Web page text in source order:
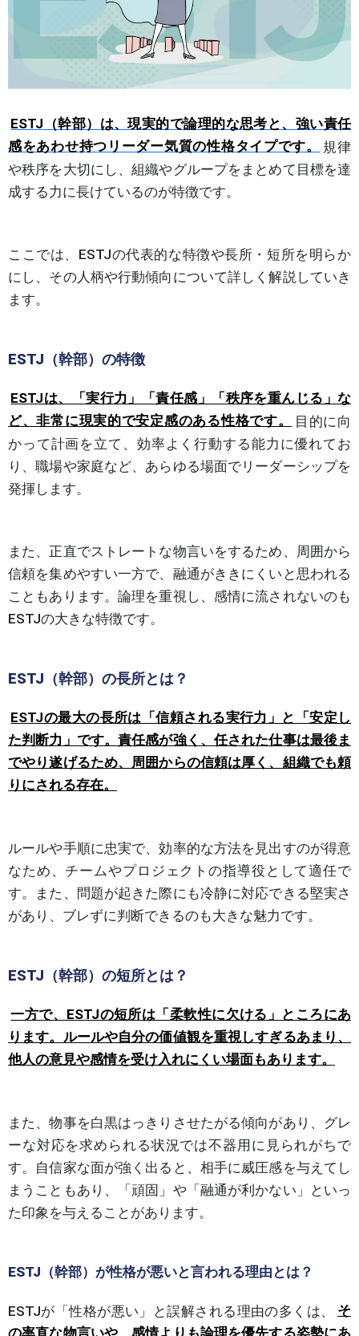
ESTJ（幹部）は、現実的で論理的な思考と、強い責任
感をあわせ持つリーダー気質の性格タイプです。
規律
や秩序を大切にし、組織やグループをまとめて目標を達
成する力に長けているのが特徴です。
ここでは、ESTJの代表的な特徴や長所・短所を明らか
にし、その人柄や行動傾向について詳しく解説していき
ます。
ESTJ（幹部）の特徴
ESTJは、「実行力」「責任感」「秩序を重んじる」な
ど、非常に現実的で安定感のある性格です。
目的に向
かって計画を立て、効率よく行動する能力に優れてお
り、職場や家庭など、あらゆる場面でリーダーシップを
発揮します。
また、正直でストレートな物言いをするため、周囲から
信頼を集めやすい一方で、融通がききにくいと思われる
こともあります。論理を重視し、感情に流されないのも
ESTJの大きな特徴です。
ESTJ（幹部）の長所とは？
ESTJの最大の長所は「信頼される実行力」と「安定し
た判断力」です。責任感が強く、任された仕事は最後ま
でやり遂げるため、周囲からの信頼は厚く、組織でも頼
りにされる存在。
ルールや手順に忠実で、効率的な方法を見出すのが得意
なため、チームやプロジェクトの指導役として適任で
す。また、問題が起きた際にも冷静に対応できる堅実さ
があり、ブレずに判断できるのも大きな魅力です。
ESTJ（幹部）の短所とは？
一方で、ESTJの短所は「柔軟性に欠ける」ところにあ
ります。ルールや自分の価値観を重視しすぎるあまり、
他人の意見や感情を受け入れにくい場面もあります。
また、物事を白黒はっきりさせたがる傾向があり、グレ
ーな対応を求められる状況では不器用に見られがちで
す。自信家な面が強く出ると、相手に威圧感を与えてし
まうこともあり、「頑固」や「融通が利かない」といっ
た印象を与えることがあります。
ESTJ（幹部）が性格が悪いと言われる理由とは？
ESTJが「性格が悪い」と誤解される理由の多くは、
そ